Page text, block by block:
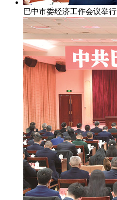
巴中市委经济工作会议举行